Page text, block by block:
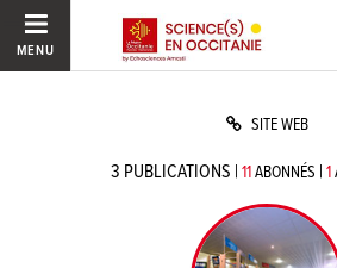
MENU
SITE WEB
3 PUBLICATIONS | 11ABONNÉS | 1